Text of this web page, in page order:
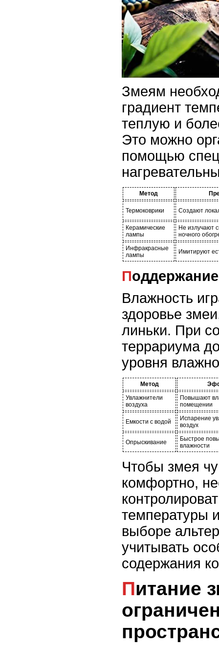
Змеям
градиент
теплую и
Это можно
помощью
Метод
Термоковрики Создают
Керамические
лампы
Не излучают
ночного
Инфракрасные
лампы
Имитируют
Влажность
здоровье
линьки. При
террариума
уровня
Метод
Увлажнители
воздуха
Повышают
помещении
Емкости с водой
Испарение
воздух
Опрыскивание
Быстрое
влажности
Чтобы змея
комфортно,
температуры
выборе
учитывать
содержания
Питание змеи без